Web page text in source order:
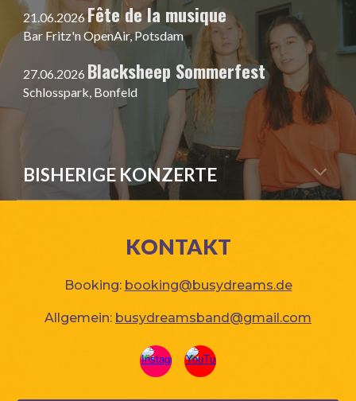
21.06.2026Fête de la musique
Bar Fritz'n OpenAir,Potsdam
27.06.2026 Blacksheep Sommerfest
Schlosspark, Bonfeld
BISHERIGE KONZERTE
KONTAKT
Booking: booking@busydreams.de
Allgemein: busydreamsband@gmail.com